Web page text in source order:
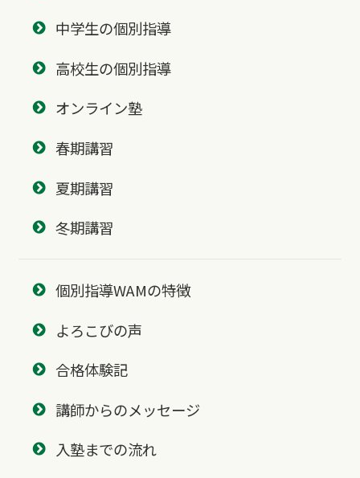
中学生の個別指導
高校生の個別指導
オンライン塾
春期講習
夏期講習
冬期講習
個別指導WAMの特徴
よろこびの声
合格体験記
講師からのメッセージ
入塾までの流れ